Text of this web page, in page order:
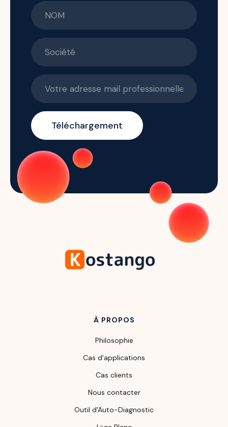
À PROPOS
Philosophie
Cas d'applications
Cas clients
Nous contacter
Outil d'Auto-Diagnostic